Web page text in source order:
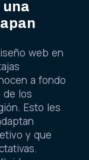
web en
a fondo
de los
Esto les
y que